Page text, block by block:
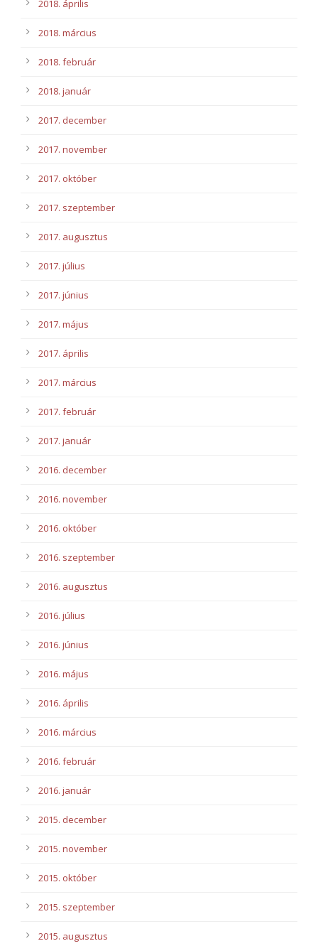
2018. április
2018. március
2018. február
2018. január
2017. december
2017. november
2017. október
2017. szeptember
2017. augusztus
2017. július
2017. június
2017. május
2017. április
2017. március
2017. február
2017. január
2016. december
2016. november
2016. október
2016. szeptember
2016. augusztus
2016. július
2016. június
2016. május
2016. április
2016. március
2016. február
2016. január
2015. december
2015. november
2015. október
2015. szeptember
2015. augusztus